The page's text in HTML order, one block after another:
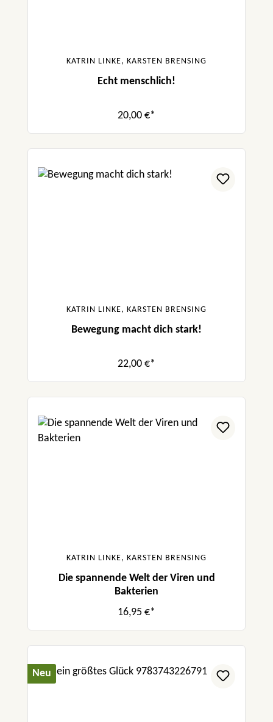
verständlich, dass Ballaststoffe nicht belasten
und warum sie so nötig sind.“ Schrot & Korn
„Anhand von leicht verständlichem
Experimente sowie leckere Rezepte zum
KATRIN LINKE, KARSTEN BRENSING
Echt menschlich!
20,00 €*
KATRIN LINKE, KARSTEN BRENSING
Bewegung macht dich stark!
22,00 €*
KATRIN LINKE, KARSTEN BRENSING
Die spannende Welt der Viren und
Bakterien
16,95 €*
Neu